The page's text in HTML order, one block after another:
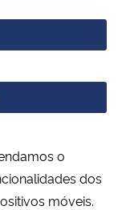
o
dos
móveis.